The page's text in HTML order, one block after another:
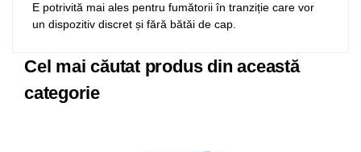
E potrivită mai ales pentru fumătorii în tranziție care vor
un dispozitiv discret și fără bătăi de cap.
Cel mai căutat produs din această
categorie